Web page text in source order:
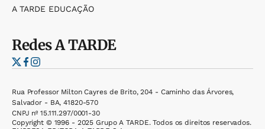
A TARDE EDUCAÇÃO
RedesA TARDE
Rua Professor Milton Cayres de Brito, 204 - Caminho das Árvores,
Salvador - BA, 41820-570
CNPJ nº 15.111.297/0001-30
Copyright © 1996 - 2025 Grupo A TARDE. Todos os direitos reservados.